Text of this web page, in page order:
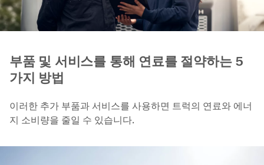
부품 및 서비스를 통해 연료를 절약하는 5
가지 방법
이러한 추가 부품과 서비스를 사용하면 트럭의 연료와 에너
지 소비량을 줄일 수 있습니다.